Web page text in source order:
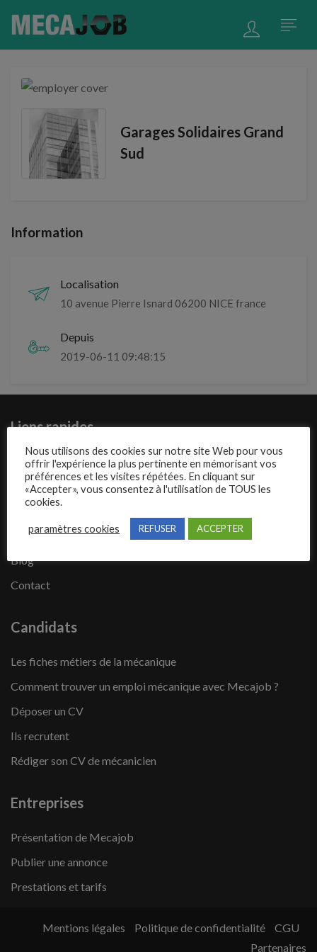
Garages Solidaires Grand
Sud
Information
Localisation
10 avenue Pierre Isnard 06200 NICE france
Depuis
2019-06-11 09:48:15
Liens rapides
Présentation de Mecajob
Publier une annonce
Offres d’emploi
Questions fréquentes
Blog
Contact
Candidats
Les fiches métiers de la mécanique
Comment trouver un emploi mécanique avec Mecajob ?
Déposer un CV
Ils recrutent
Rédiger son CV de mécanicien
Entreprises
Présentation de Mecajob
Publier une annonce
Prestations et tarifs
Mentions légales Politique de confidentialité
CGU
Partenaires
Nous utilisons des cookies sur notre site Web pour vous
offrir l'expérience la plus pertinente en mémorisant vos
préférences et les visites répétées. En cliquant sur
«Accepter», vous consentez à l'utilisation de TOUS les
cookies.
paramètres cookies REFUSER ACCEPTER